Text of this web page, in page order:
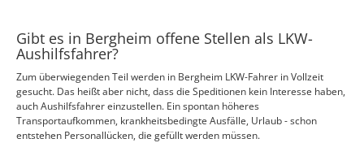
Gibt es in Bergheim offene Stellen als LKW-
Aushilfsfahrer?
Zum überwiegenden Teil werden in Bergheim LKW-Fahrer in Vollzeit
gesucht. Das heißt aber nicht, dass die Speditionen kein Interesse haben,
auch Aushilfsfahrer einzustellen. Ein spontan höheres
Transportaufkommen, krankheitsbedingte Ausfälle, Urlaub - schon
entstehen Personallücken, die gefüllt werden müssen.